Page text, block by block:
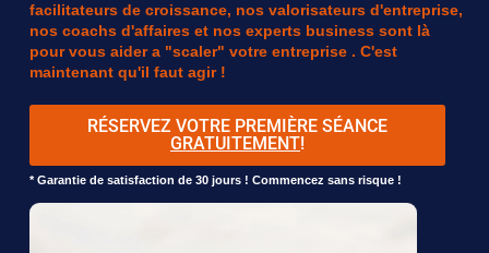
facilitateurs de croissance, nos valorisateurs d'entreprise,
nos coachs d'affaires et nos experts business sont là
pour vous aider a "scaler" votre entreprise . C'est
maintenant qu'il faut agir !
RÉSERVEZ VOTRE PREMIÈRE SÉANCE
GRATUITEMENT!
* Garantie de satisfaction de 30 jours ! Commencez sans risque !